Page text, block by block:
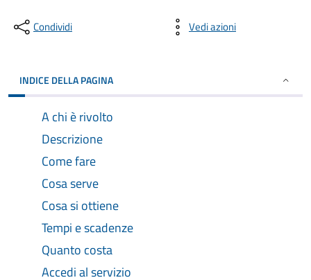
Condividi Vedi azioni
INDICE DELLA PAGINA
A chi è rivolto
Descrizione
Come fare
Cosa serve
Cosa si ottiene
Tempi e scadenze
Quanto costa
Accedi al servizio